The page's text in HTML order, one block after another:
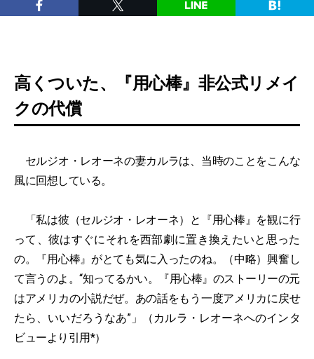
高くついた、『用心棒』非公式リメイ
クの代償
セルジオ・レオーネの妻カルラは、当時のことをこんな
風に回想している。
「私は彼（セルジオ・レオーネ）と『用心棒』を観に行
って、彼はすぐにそれを西部劇に置き換えたいと思った
の。『用心棒』がとても気に入ったのね。（中略）興奮し
て言うのよ。“知ってるかい。『用心棒』のストーリーの元
はアメリカの小説だぜ。あの話をもう一度アメリカに戻せ
たら、いいだろうなあ”」（カルラ・レオーネへのインタ
ビューより引用*）